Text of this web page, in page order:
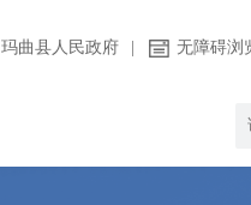
玛曲县人民政府 无障碍浏